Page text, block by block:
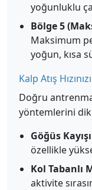
yoğunluklu
Bölge 5
Maksimum
yoğun, kısa
Kalp Atış
Doğru
yöntemlerini
Göğüs
özellikle
Kol Tabanlı
aktivite